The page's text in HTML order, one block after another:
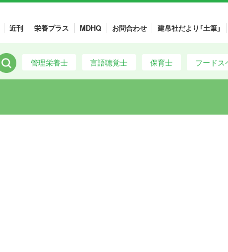
近刊 栄養プラス MDHQ お問合わせ 建帛社だより「土筆」
管理栄養士 言語聴覚士 保育士 フードス